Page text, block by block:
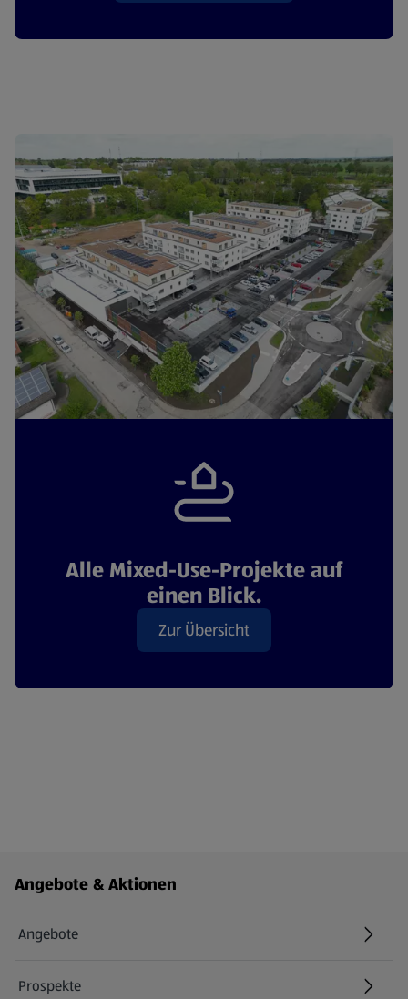
Alle Mixed-Use-Projekte auf
einen Blick.
Zur Übersicht
Fußzeilenmenü - weitere Links
Angebote & Aktionen
Angebote
Prospekte